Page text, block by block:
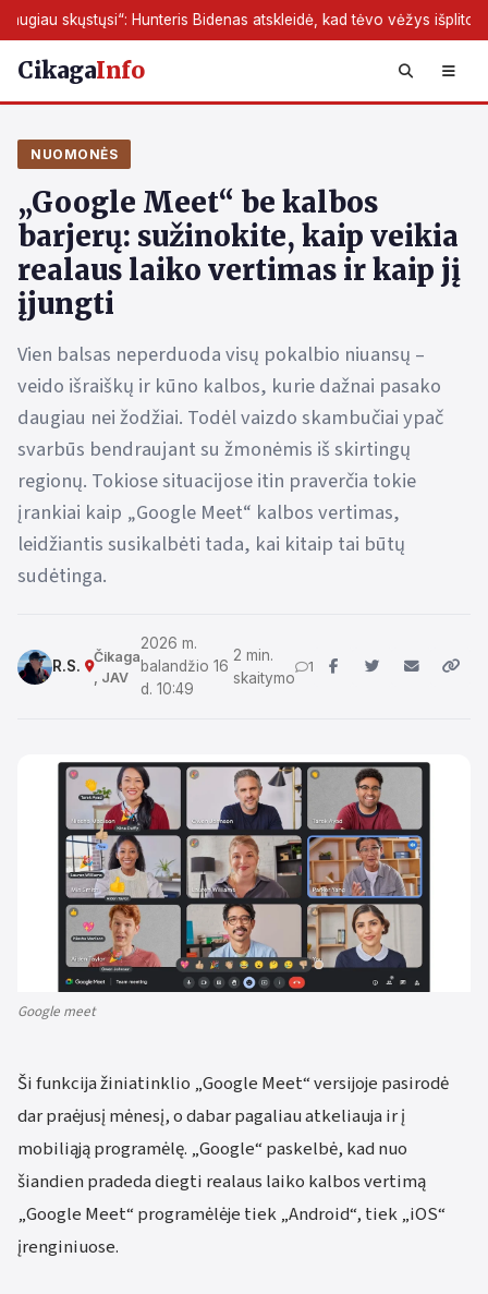
Hunteris Bidenas atskleidė, kad tėvo vėžys išplito toliau
CikagaInfo
NUOMONĖS
„Google Meet“ be kalbos
barjerų: sužinokite, kaip veikia
realaus laiko vertimas ir kaip jį
įjungti
Vien balsas neperduoda visų pokalbio niuansų –
veido išraiškų ir kūno kalbos, kurie dažnai pasako
daugiau nei žodžiai. Todėl vaizdo skambučiai ypač
svarbūs bendraujant su žmonėmis iš skirtingų
regionų. Tokiose situacijose itin praverčia tokie
įrankiai kaip „Google Meet“ kalbos vertimas,
leidžiantis susikalbėti tada, kai kitaip tai būtų
sudėtinga.
R.S.
Čikaga
, JAV
2026 m.
balandžio 16
d. 10:49
2 min.
skaitymo
1
Google meet
Ši funkcija žiniatinklio „Google Meet“ versijoje pasirodė
dar praėjusį mėnesį, o dabar pagaliau atkeliauja ir į
mobiliąją programėlę. „Google“ paskelbė, kad nuo
šiandien pradeda diegti realaus laiko kalbos vertimą
„Google Meet“ programėlėje tiek „Android“, tiek „iOS“
įrenginiuose.